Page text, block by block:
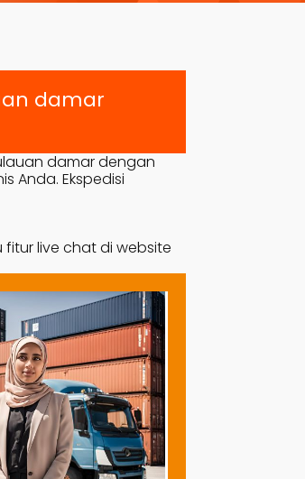
damar
damardengan
Anda. Ekspedisi
live chat di website